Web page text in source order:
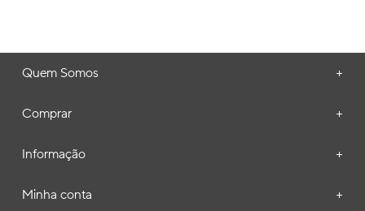
Quem Somos +
Comprar +
Informação +
Minha conta +